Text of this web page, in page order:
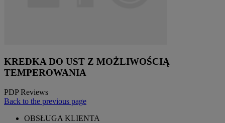
KREDKA DO UST Z MOŻLIWOŚCIĄ
TEMPEROWANIA
PDP Reviews
Back to the previous page
OBSŁUGA KLIENTA